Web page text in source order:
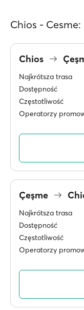
Chios -
Chios
Najkrótsza trasa
Dostępność
Częstotliwość
Operatorzy
Çeşme
Najkrótsza trasa
Dostępność
Częstotliwość
Operatorzy